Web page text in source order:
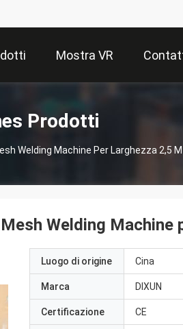
Mostra VR
Prodotti
Welding Machine Per Larghezza 2,5 M
Welding Machine
Luogo di origine Cina
Marca DIXUN
Certificazione CE